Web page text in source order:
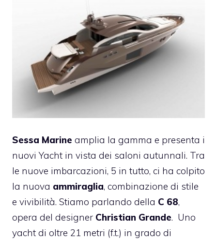
Sessa Marine amplia la gamma e presenta i
nuovi Yacht in vista dei saloni autunnali. Tra
le nuove imbarcazioni, 5 in tutto, ci ha colpito
la nuova ammiraglia, combinazione di stile
e vivibilità. Stiamo parlando della C 68,
opera del designer Christian Grande. Uno
yacht di oltre 21 metri (f.t.) in grado di